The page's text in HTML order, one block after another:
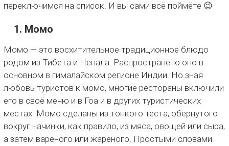
переключимся на список. И вы сами всё поймёте 😉
1. Момо
Момо — это восхитительное традиционное блюдо
родом из Тибета и Непала. Распространено оно в
основном в гималайском регионе Индии. Но зная
любовь туристов к момо, многие рестораны включили
его в своё меню и в Гоа и в других туристических
местах. Момо сделаны из тонкого теста, обернутого
вокруг начинки, как правило, из мяса, овощей или сыра,
а затем вареного или жареного. Простыми словами